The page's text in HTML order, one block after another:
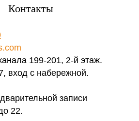
Контакты
199-201, 2-й этаж.
вход с набережной.
записи
22.